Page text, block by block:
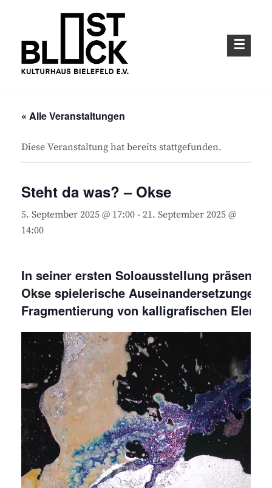
content
« Alle Veranstaltungen
Diese Veranstaltung hat bereits stattgefunden.
Steht da was? – Okse
5. September 2025 @ 17:00 - 21. September 2025 @
14:00
In seiner ersten Soloausstellung
Okse spielerische Auseinandersetzungen
Fragmentierung von kalligrafischen